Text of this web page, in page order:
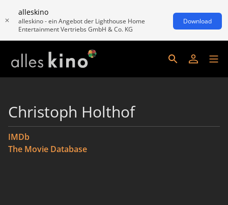
alleskino
alleskino - ein Angebot der Lighthouse Home
Entertainment Vertriebs GmbH & Co. KG
Download
Christoph Holthof
IMDb
The Movie Database